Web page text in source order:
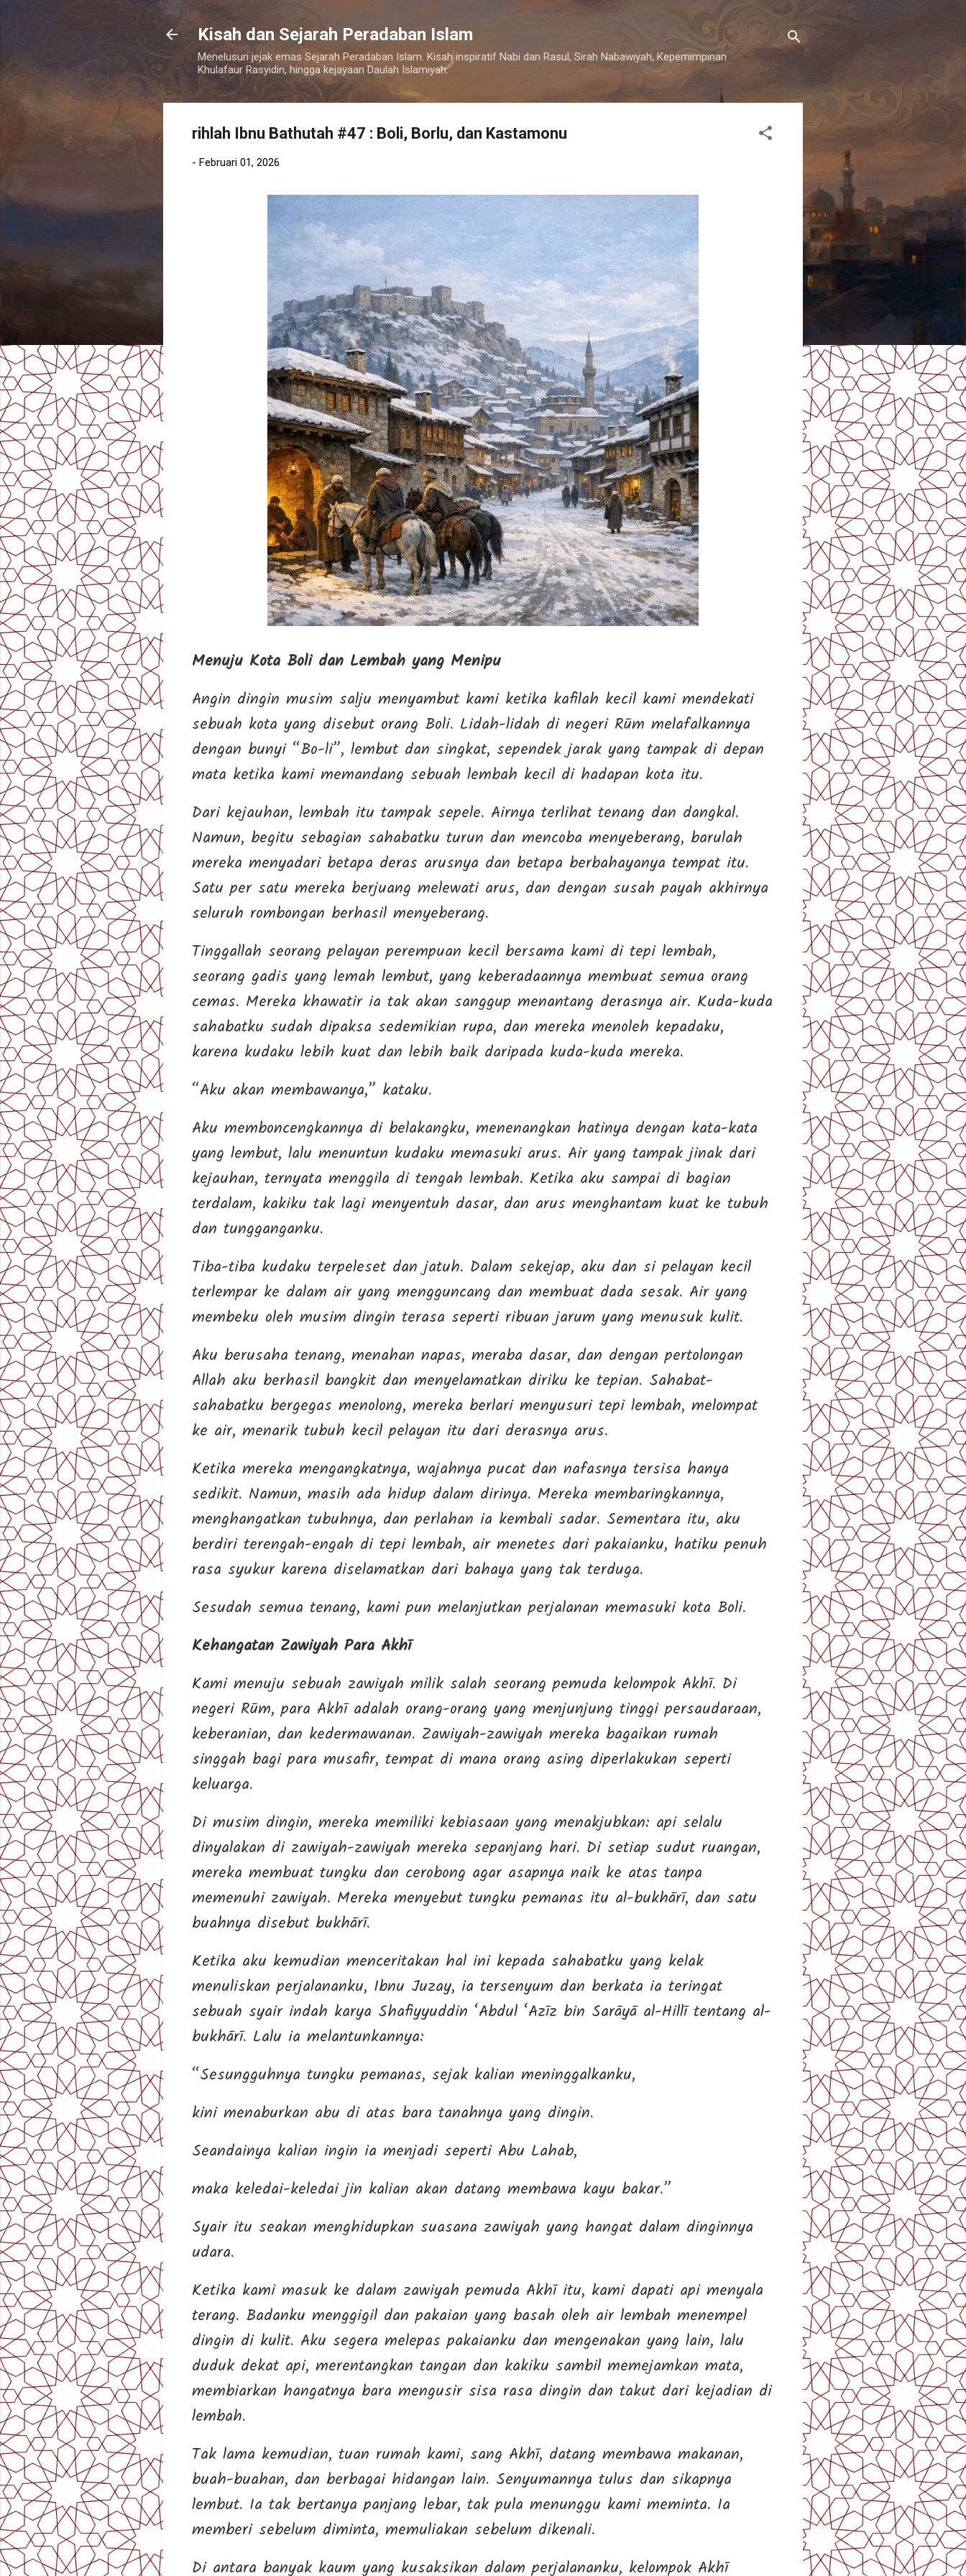
Kisah dan Sejarah Peradaban Islam
Menelusuri jejak emas Sejarah Peradaban Islam. Kisah inspiratif Nabi dan Rasul, Sirah Nabawiyah, Kepemimpinan
Khulafaur Rasyidin, hingga kejayaan Daulah Islamiyah.
rihlah Ibnu Bathutah #47 : Boli, Borlu, dan Kastamonu
- Februari 01, 2026
Menuju Kota Boli dan Lembah yang Menipu
Angin dingin musim salju menyambut kami ketika kafilah kecil kami mendekati
sebuah kota yang disebut orang Boli. Lidah-lidah di negeri Rūm melafalkannya
dengan bunyi “Bo-li”, lembut dan singkat, sependek jarak yang tampak di depan
mata ketika kami memandang sebuah lembah kecil di hadapan kota itu.
Dari kejauhan, lembah itu tampak sepele. Airnya terlihat tenang dan dangkal.
Namun, begitu sebagian sahabatku turun dan mencoba menyeberang, barulah
mereka menyadari betapa deras arusnya dan betapa berbahayanya tempat itu.
Satu per satu mereka berjuang melewati arus, dan dengan susah payah akhirnya
seluruh rombongan berhasil menyeberang.
Tinggallah seorang pelayan perempuan kecil bersama kami di tepi lembah,
seorang gadis yang lemah lembut, yang keberadaannya membuat semua orang
cemas. Mereka khawatir ia tak akan sanggup menantang derasnya air. Kuda-kuda
sahabatku sudah dipaksa sedemikian rupa, dan mereka menoleh kepadaku,
karena kudaku lebih kuat dan lebih baik daripada kuda-kuda mereka.
“Aku akan membawanya,” kataku.
Aku memboncengkannya di belakangku, menenangkan hatinya dengan kata-kata
yang lembut, lalu menuntun kudaku memasuki arus. Air yang tampak jinak dari
kejauhan, ternyata menggila di tengah lembah. Ketika aku sampai di bagian
terdalam, kakiku tak lagi menyentuh dasar, dan arus menghantam kuat ke tubuh
dan tungganganku.
Tiba-tiba kudaku terpeleset dan jatuh. Dalam sekejap, aku dan si pelayan kecil
terlempar ke dalam air yang mengguncang dan membuat dada sesak. Air yang
membeku oleh musim dingin terasa seperti ribuan jarum yang menusuk kulit.
Aku berusaha tenang, menahan napas, meraba dasar, dan dengan pertolongan
Allah aku berhasil bangkit dan menyelamatkan diriku ke tepian. Sahabat-
sahabatku bergegas menolong, mereka berlari menyusuri tepi lembah, melompat
ke air, menarik tubuh kecil pelayan itu dari derasnya arus.
Ketika mereka mengangkatnya, wajahnya pucat dan nafasnya tersisa hanya
sedikit. Namun, masih ada hidup dalam dirinya. Mereka membaringkannya,
menghangatkan tubuhnya, dan perlahan ia kembali sadar. Sementara itu, aku
berdiri terengah-engah di tepi lembah, air menetes dari pakaianku, hatiku penuh
rasa syukur karena diselamatkan dari bahaya yang tak terduga.
Sesudah semua tenang, kami pun melanjutkan perjalanan memasuki kota Boli.
Kehangatan Zawiyah Para Akhī
Kami menuju sebuah zawiyah milik salah seorang pemuda kelompok Akhī. Di
negeri Rūm, para Akhī adalah orang-orang yang menjunjung tinggi persaudaraan,
keberanian, dan kedermawanan. Zawiyah-zawiyah mereka bagaikan rumah
singgah bagi para musafir, tempat di mana orang asing diperlakukan seperti
keluarga.
Di musim dingin, mereka memiliki kebiasaan yang menakjubkan: api selalu
dinyalakan di zawiyah-zawiyah mereka sepanjang hari. Di setiap sudut ruangan,
mereka membuat tungku dan cerobong agar asapnya naik ke atas tanpa
memenuhi zawiyah. Mereka menyebut tungku pemanas itu al-bukhārī, dan satu
buahnya disebut bukhārī.
Ketika aku kemudian menceritakan hal ini kepada sahabatku yang kelak
menuliskan perjalananku, Ibnu Juzay, ia tersenyum dan berkata ia teringat
sebuah syair indah karya Shafiyyuddin ‘Abdul ‘Azīz bin Sarāyā al-Hillī tentang al-
bukhārī. Lalu ia melantunkannya:
“Sesungguhnya tungku pemanas, sejak kalian meninggalkanku,
kini menaburkan abu di atas bara tanahnya yang dingin.
Seandainya kalian ingin ia menjadi seperti Abu Lahab,
maka keledai-keledai jin kalian akan datang membawa kayu bakar.”
Syair itu seakan menghidupkan suasana zawiyah yang hangat dalam dinginnya
udara.
Ketika kami masuk ke dalam zawiyah pemuda Akhī itu, kami dapati api menyala
terang. Badanku menggigil dan pakaian yang basah oleh air lembah menempel
dingin di kulit. Aku segera melepas pakaianku dan mengenakan yang lain, lalu
duduk dekat api, merentangkan tangan dan kakiku sambil memejamkan mata,
membiarkan hangatnya bara mengusir sisa rasa dingin dan takut dari kejadian di
lembah.
Tak lama kemudian, tuan rumah kami, sang Akhī, datang membawa makanan,
buah-buahan, dan berbagai hidangan lain. Senyumannya tulus dan sikapnya
lembut. Ia tak bertanya panjang lebar, tak pula menunggu kami meminta. Ia
memberi sebelum diminta, memuliakan sebelum dikenali.
Di antara banyak kaum yang kusaksikan dalam perjalananku, kelompok Akhī